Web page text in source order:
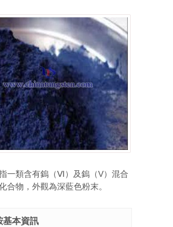
一類含有鎢（Ⅵ）及鎢（V）混合
合物，外觀為深藍色粉末。
基本資訊